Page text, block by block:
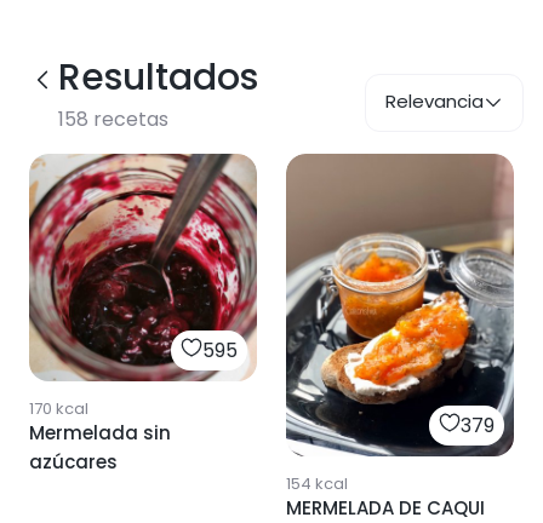
Resultados
158 recetas
Relevancia
595
170 kcal
Mermelada sin
azúcares
379
154 kcal
MERMELADA DE CAQUI